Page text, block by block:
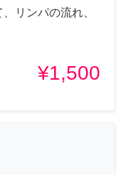
リンパの流れ、
¥1,500